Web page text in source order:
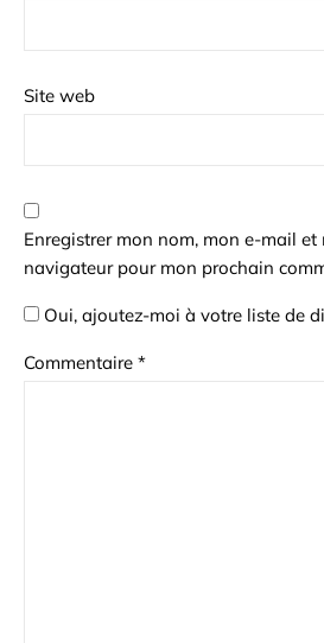
Site web
Enregistrer mon nom, mon e-mail et
navigateur pour mon prochain
Oui, ajoutez-moi à votre liste de
Commentaire *